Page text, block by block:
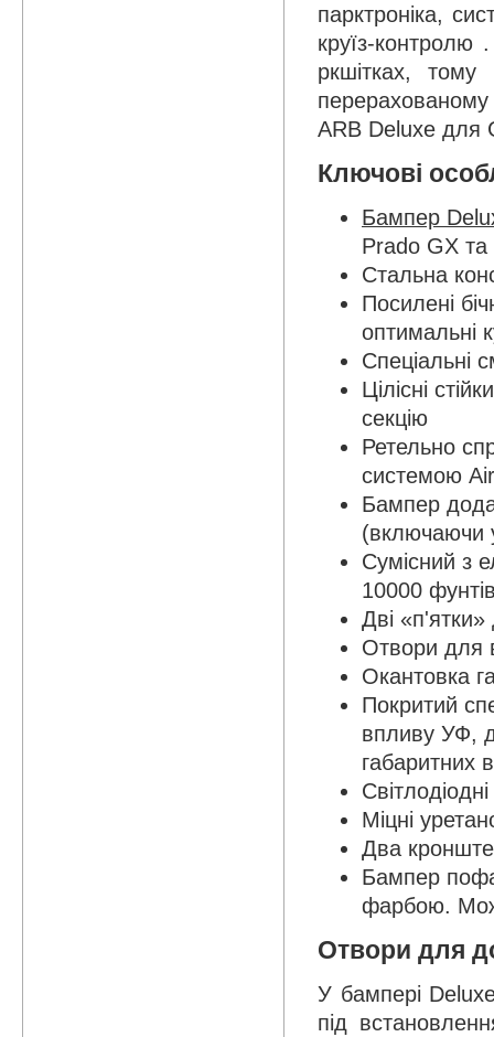
парктроніка,
круїз-
ркшітках,
ARB Deluxe для
Ключові
Бампер
Prado GX та
Стальна
Посилені
оптимальні
Спеціальні
Цілісні
секцію
Ретельно
системою
Бампер
(включаючи
Сумісний з
10000
Дві
Отвори для
Окантовка
Покритий
впливу УФ,
габаритних
Міцні
Два
Бампер
фарбою.
Отвори для
У бампері
під